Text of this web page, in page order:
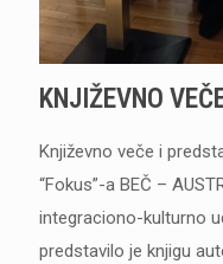
KNJIŽEVNO
Književno veče i
“Fokus”-a BEČ –
integraciono-kulturno
predstavilo je knjigu